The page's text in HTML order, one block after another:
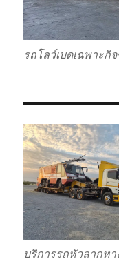
รถโลว์เบดเฉพาะกิ
บริการรถหัวลากห